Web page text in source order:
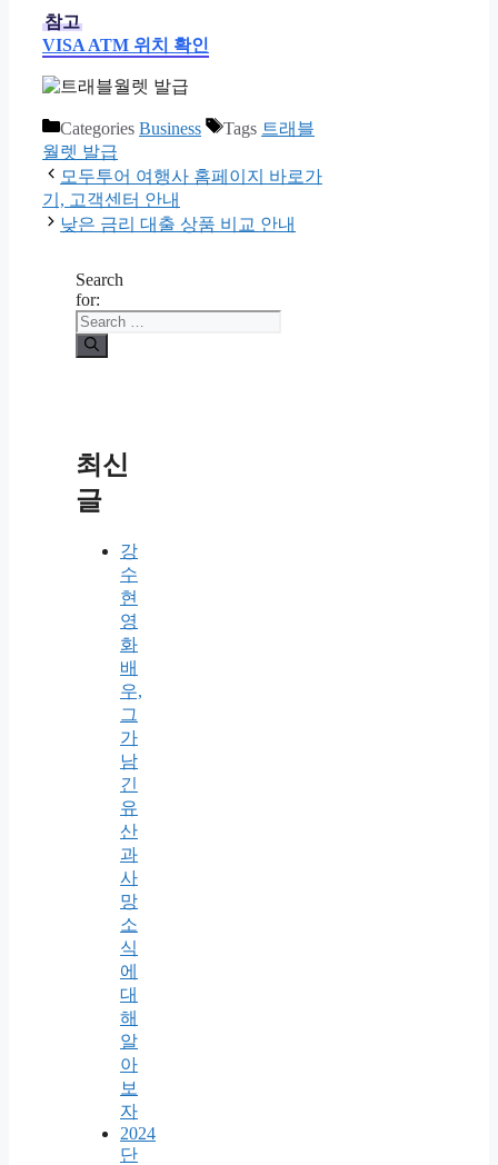
참고
VISA ATM 위치 확인
Categories Business Tags 트래블
월렛 발급
모두투어 여행사 홈페이지 바로가
기, 고객센터 안내
낮은 금리 대출 상품 비교 안내
Search
for:
최신
글
강
수
현
영
화
배
우,
그
가
남
긴
유
산
과
사
망
소
식
에
대
해
알
아
보
자
2024
단